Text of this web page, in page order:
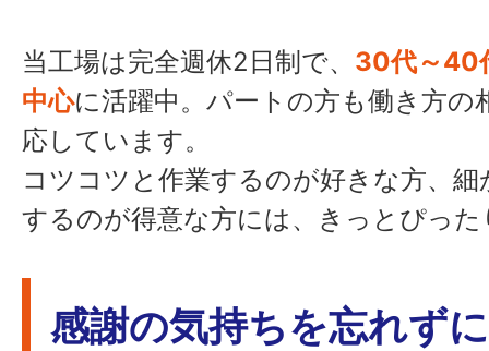
当工場は完全週休2日制で、 30代～40
中心に活躍中。パートの方も働き方の
応しています。
コツコツと作業するのが好きな方、細
するのが得意な方には、きっとぴっ
感謝の気持ちを忘れずに